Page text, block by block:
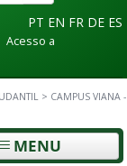
PT EN FR DE ES
Acesso a
> CAMPUS VIANA -
MENU